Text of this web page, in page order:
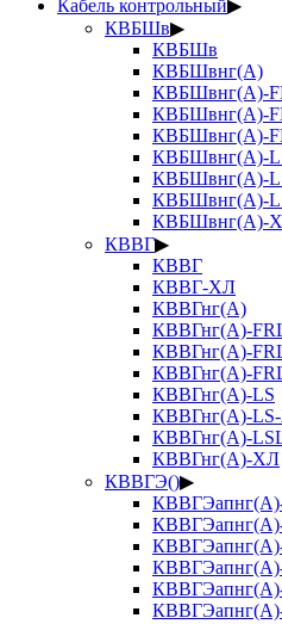
Кабель контрольный▶
КВБШв▶
КВБШв
КВБШвнг(А)
КВБШвнг(А)-
КВБШвнг(А)-
КВБШвнг(А)-
КВБШвнг(А)-
КВБШвнг(А)-
КВБШвнг(А)-
КВБШвнг(А)-
КВВГ▶
КВВГ
КВВГ-ХЛ
КВВГнг(А)
КВВГнг(А)-
КВВГнг(А)-
КВВГнг(А)-
КВВГнг(А)-LS
КВВГнг(А)-
КВВГнг(А)-
КВВГнг(А)-ХЛ
КВВГЭ()▶